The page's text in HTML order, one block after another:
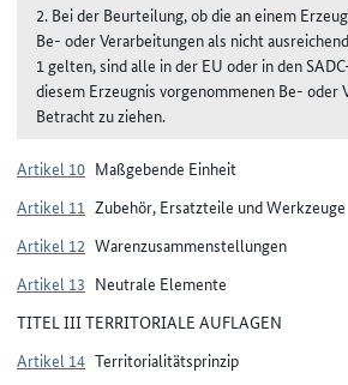
2. Bei der Beurteilung, ob die an einem
Be- oder Verarbeitungen als nicht
1 gelten, sind alle in der EU oder in den
diesem Erzeugnis vorgenommenen Be- oder
Betracht zu ziehen.
Artikel 10 Maßgebende Einheit
Artikel 11 Zubehör, Ersatzteile und Werkzeuge
Artikel 12 Warenzusammenstellungen
Artikel 13 Neutrale Elemente
TITEL III TERRITORIALE AUFLAGEN
Artikel 14 Territorialitätsprinzip